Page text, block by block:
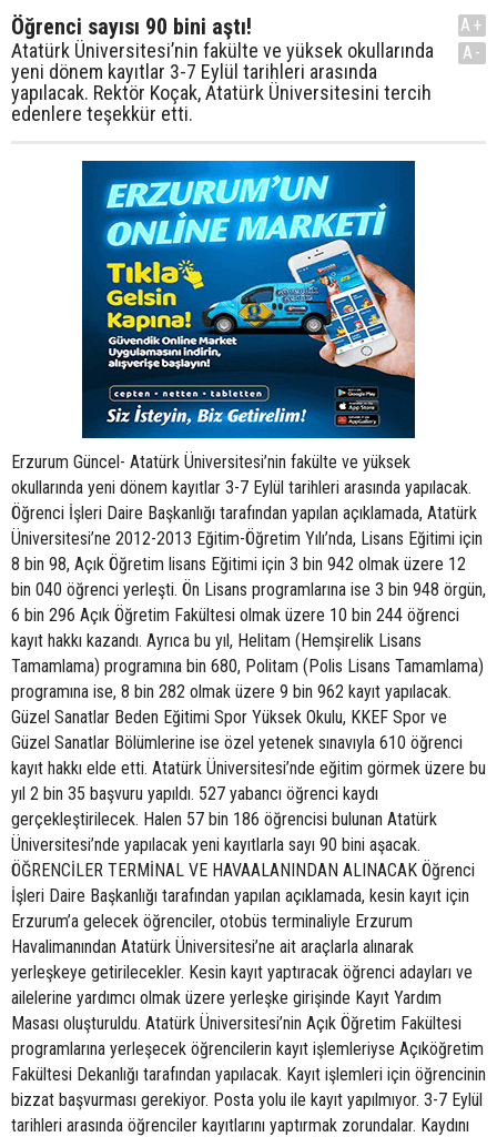
Öğrenci sayısı 90 bini aştı!
Atatürk Üniversitesi’nin fakülte ve yüksek okullarında
yeni dönem kayıtlar 3-7 Eylül tarihleri arasında
yapılacak. Rektör Koçak, Atatürk Üniversitesini tercih
edenlere teşekkür etti.
A+
A-
Erzurum Güncel- Atatürk Üniversitesi’nin fakülte ve yüksek
okullarında yeni dönem kayıtlar 3-7 Eylül tarihleri arasında yapılacak.
Öğrenci İşleri Daire Başkanlığı tarafından yapılan açıklamada, Atatürk
Üniversitesi’ne 2012-2013 Eğitim-Öğretim Yılı’nda, Lisans Eğitimi için
8 bin 98, Açık Öğretim lisans Eğitimi için 3 bin 942 olmak üzere 12
bin 040 öğrenci yerleşti. Ön Lisans programlarına ise 3 bin 948 örgün,
6 bin 296 Açık Öğretim Fakültesi olmak üzere 10 bin 244 öğrenci
kayıt hakkı kazandı. Ayrıca bu yıl, Helitam (Hemşirelik Lisans
Tamamlama) programına bin 680, Politam (Polis Lisans Tamamlama)
programına ise, 8 bin 282 olmak üzere 9 bin 962 kayıt yapılacak.
Güzel Sanatlar Beden Eğitimi Spor Yüksek Okulu, KKEF Spor ve
Güzel Sanatlar Bölümlerine ise özel yetenek sınavıyla 610 öğrenci
kayıt hakkı elde etti. Atatürk Üniversitesi’nde eğitim görmek üzere bu
yıl 2 bin 35 başvuru yapıldı. 527 yabancı öğrenci kaydı
gerçekleştirilecek. Halen 57 bin 186 öğrencisi bulunan Atatürk
Üniversitesi’nde yapılacak yeni kayıtlarla sayı 90 bini aşacak.
ÖĞRENCİLER TERMİNAL VE HAVAALANINDAN ALINACAK Öğrenci
İşleri Daire Başkanlığı tarafından yapılan açıklamada, kesin kayıt için
Erzurum’a gelecek öğrenciler, otobüs terminaliyle Erzurum
Havalimanından Atatürk Üniversitesi’ne ait araçlarla alınarak
yerleşkeye getirilecekler. Kesin kayıt yaptıracak öğrenci adayları ve
ailelerine yardımcı olmak üzere yerleşke girişinde Kayıt Yardım
Masası oluşturuldu. Atatürk Üniversitesi’nin Açık Öğretim Fakültesi
programlarına yerleşecek öğrencilerin kayıt işlemleriyse Açıköğretim
Fakültesi Dekanlığı tarafından yapılacak. Kayıt işlemleri için öğrencinin
bizzat başvurması gerekiyor. Posta yolu ile kayıt yapılmıyor. 3-7 Eylül
tarihleri arasında öğrenciler kayıtlarını yaptırmak zorundalar. Kaydını